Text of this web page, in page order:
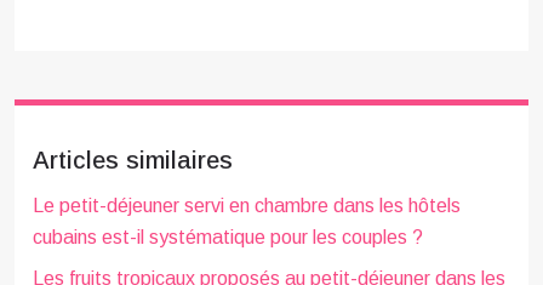
Articles similaires
Le petit-déjeuner servi en chambre dans les hôtels
cubains est-il systématique pour les couples ?
Les fruits tropicaux proposés au petit-déjeuner dans les